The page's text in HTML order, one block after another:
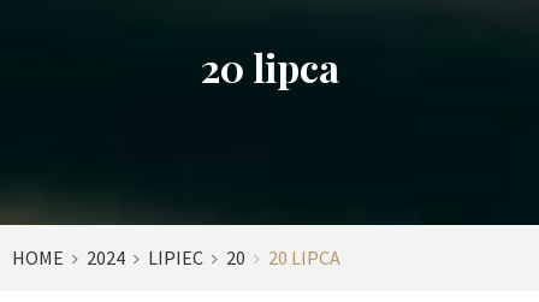
20 lipca
HOME 2024 LIPIEC 20 20 LIPCA